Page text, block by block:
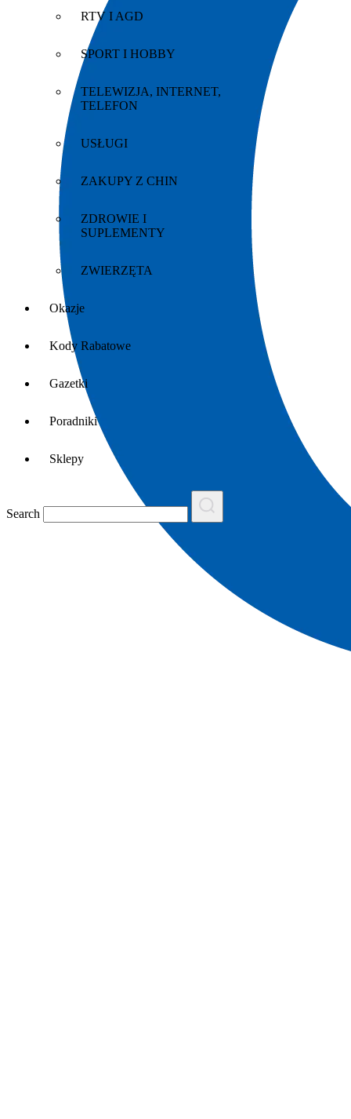
RTV I AGD
SPORT I HOBBY
TELEWIZJA, INTERNET,
TELEFON
USŁUGI
ZAKUPY Z CHIN
ZDROWIE I
SUPLEMENTY
ZWIERZĘTA
Okazje
Kody Rabatowe
Gazetki
Poradniki
Sklepy
Search